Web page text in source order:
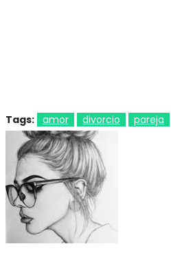
Tags: amor divorcio pareja